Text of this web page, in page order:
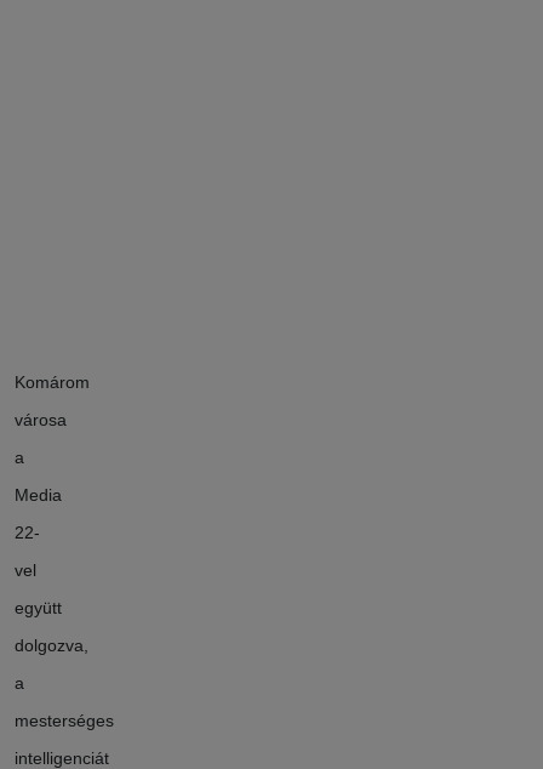
Komárom
városa
a
Media
22-
vel
együtt
dolgozva,
a
mesterséges
intelligenciát